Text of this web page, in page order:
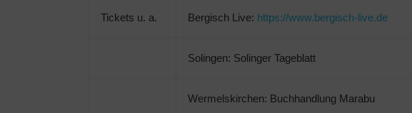
Tickets u. a. Bergisch Live: https://www.bergisch-live.de
Solingen: Solinger Tageblatt
Wermelskirchen: Buchhandlung Marabu